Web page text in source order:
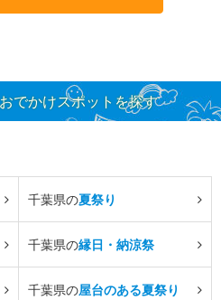
でかけスポットを探す
千葉県の夏祭り
千葉県の縁日・納涼祭
千葉県の屋台のある夏祭り